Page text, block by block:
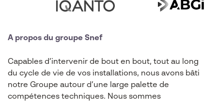
A propos du groupe Snef
Capables d’intervenir de bout en bout, tout au long
du cycle de vie de vos installations, nous avons bâti
notre Groupe autour d’une large palette de
compétences techniques. Nous sommes